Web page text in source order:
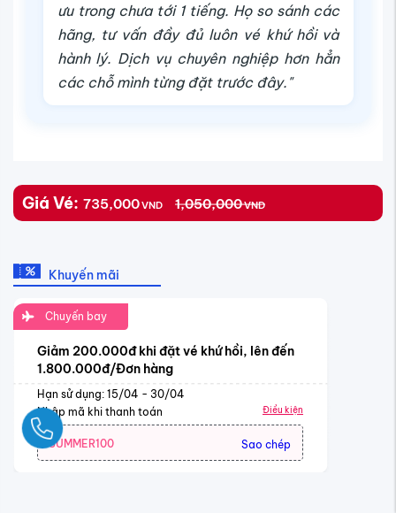
ưu trong chưa tới 1 tiếng. Họ so sánh các
hãng, tư vấn đầy đủ luôn vé khứ hồi và
hành lý. Dịch vụ chuyên nghiệp hơn hẳn
các chỗ mình từng đặt trước đây."
Giá Vé: 735,000VND 1,050,000VND
Khuyến mãi
Chuyến bay
Giảm 200.000đ khi đặt vé khứ hồi, lên đến
1.800.000đ/Đơn hàng
Hạn sử dụng: 15/04 - 30/04
Nhập mã khi thanh toán
Điều kiện
SUMMER100 Sao chép